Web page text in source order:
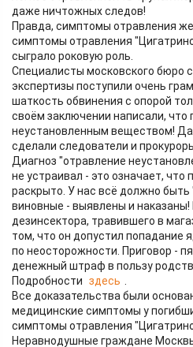
даже ничтожных следов!
Правда, симптомы отравления
симптомы отравления
сыграло роковую роль.
Специалисты московского бюро
экспертизы поступили очень
шаткость обвинения с опорой
своём заключении написали, что
неустановленным веществом!
сделали следователи и
Диагноз "отравление
не устраивал - это означает, что
раскрыто. У нас всё должно быть
виновные - выявлены и наказаны!
дезинсектора, травившего в
том, что он допустил попадание
по неосторожности. Приговор -
денежный штраф в пользу
Подробности здесь
Все доказательства были
медицинские симптомы у
симптомы отравления
Неравнодушные граждане